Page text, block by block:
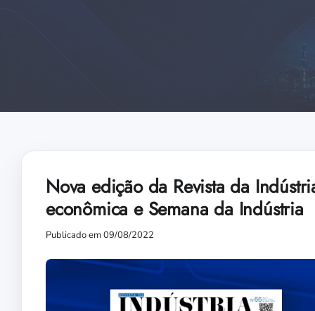
Nova edição da Revista da
econômica e Semana da Indústria
Publicado em 09/08/2022